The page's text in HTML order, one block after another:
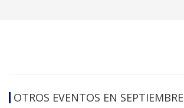
OTROS EVENTOS EN SEPTIEMBRE